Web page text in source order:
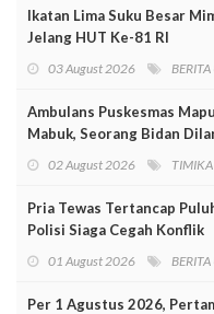
Ikatan Lima Suku Besar
Jelang HUT Ke-81 RI
03 August 2026
Ambulans Puskesmas
Mabuk, Seorang Bidan
02 August 2026 TIMIKA
Pria Tewas Tertancap
Polisi Siaga Cegah Konflik
01 August 2026
Per 1 Agustus 2026,